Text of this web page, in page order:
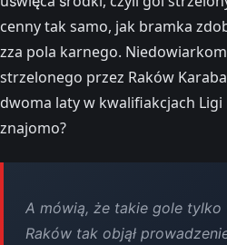
cenny tak samo, jak bramka
zza pola karnego.
strzelonego przez Raków
dwoma laty w kwalifiakcjach
znajomo?
A mówią, że takie gole tylko
Raków tak objął